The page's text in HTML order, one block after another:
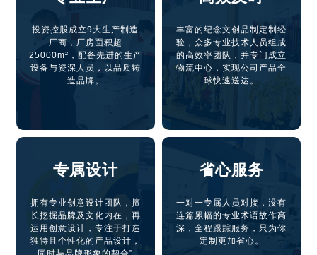
投资控股成立9大生产制造
厂商，厂房面积超
25000m²，配备先进的生产
设备与资深人员，以品质铸
造品牌。
丰富的纪念文创品制定制经
验，众多专业技术人员组成
的高效率团队，并专门成立
物流中心，实现公司产品全
球快速送达。
专属设计
拥有专业创意设计团队，擅
长挖掘品牌及文化内在，再
运用创意设计，专注于打造
独特且个性化的产品设计，
省心服务
一对一专属人员对接，没有
连篇累幅的专业术语故作高
深，全程跟踪服务，只为你
定制更加省心。